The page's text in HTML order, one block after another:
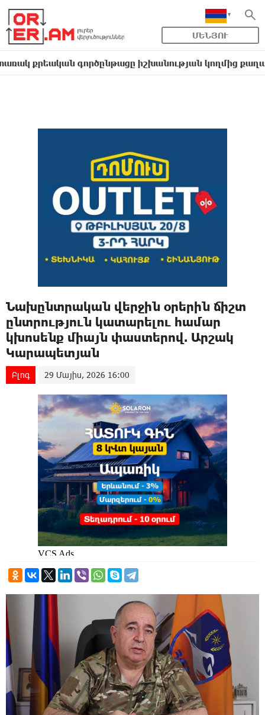
ՄԵՆՅՈՒ
գործընթացը իշխանության կողմից քաղաքական
Նախընտրական վերջին օրերին ճիշտ
ընտրություն կատարելու համար
կխոսենք միայն փաստերով. Արշակ
Կարապետյան
Բլոգ 29 Մայիս, 2026 16:00